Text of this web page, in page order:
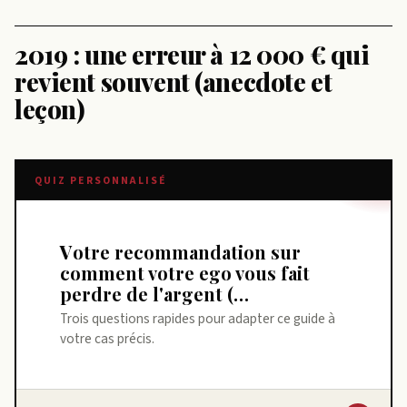
2019 : une erreur à 12 000 € qui
revient souvent (anecdote et
leçon)
QUIZ PERSONNALISÉ
Votre recommandation sur
comment votre ego vous fait
perdre de l'argent (…
Trois questions rapides pour adapter ce guide à
votre cas précis.